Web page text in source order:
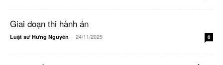
Giai đoạn thi hành án
Luật sư Hưng Nguyên - 24/11/2025 0